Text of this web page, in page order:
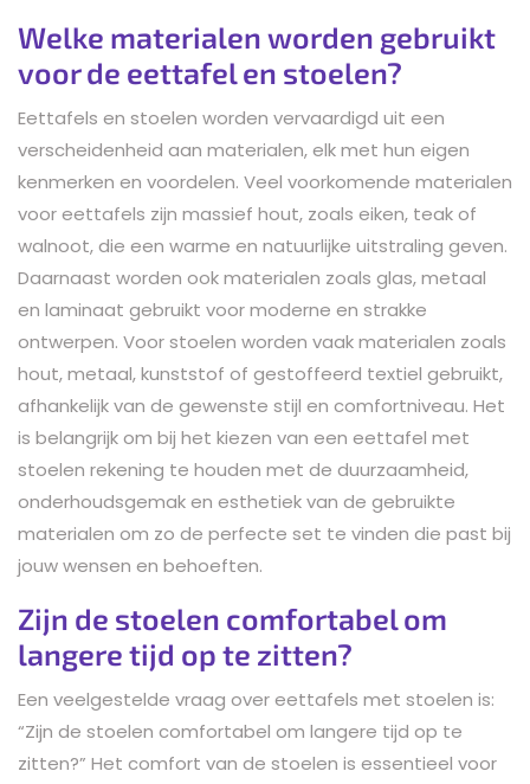
Welke materialen worden gebruikt
voor de eettafel en stoelen?
Eettafels en stoelen worden vervaardigd uit een
verscheidenheid aan materialen, elk met hun eigen
kenmerken en voordelen. Veel voorkomende materialen
voor eettafels zijn massief hout, zoals eiken, teak of
walnoot, die een warme en natuurlijke uitstraling geven.
Daarnaast worden ook materialen zoals glas, metaal
en laminaat gebruikt voor moderne en strakke
ontwerpen. Voor stoelen worden vaak materialen zoals
hout, metaal, kunststof of gestoffeerd textiel gebruikt,
afhankelijk van de gewenste stijl en comfortniveau. Het
is belangrijk om bij het kiezen van een eettafel met
stoelen rekening te houden met de duurzaamheid,
onderhoudsgemak en esthetiek van de gebruikte
materialen om zo de perfecte set te vinden die past bij
jouw wensen en behoeften.
Zijn de stoelen comfortabel om
langere tijd op te zitten?
Een veelgestelde vraag over eettafels met stoelen is:
“Zijn de stoelen comfortabel om langere tijd op te
zitten?” Het comfort van de stoelen is essentieel voor